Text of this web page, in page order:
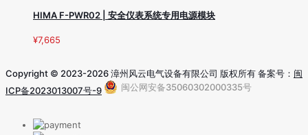
HIMA F-PWR02 | 安全仪表系统专用电源模块
¥7,665
Copyright © 2023-2026 漳州风云电气设备有限公司 版权所有 备案号： 闽
ICP备2023013007号-9
闽公网安备35060302000335号